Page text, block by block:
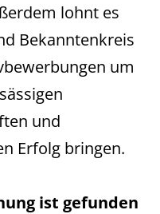
lohnt es
Bekanntenkreis
um
und
Erfolg bringen.
ist gefunden